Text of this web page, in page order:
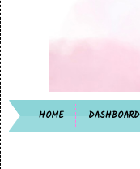
HOME DASHBOARD